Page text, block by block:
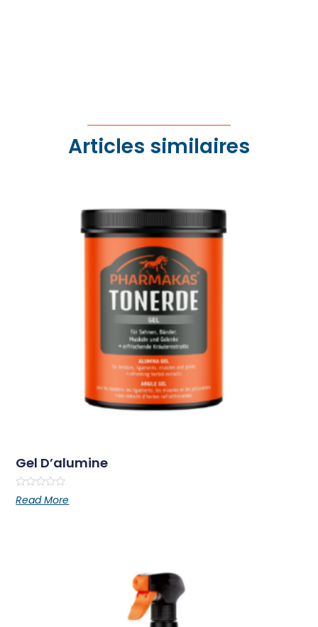
Articles similaires
Gel D’alumine
Rated
0
Read More